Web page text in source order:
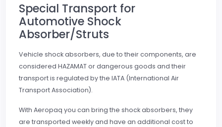
Special Transport for
Automotive Shock
Absorber/Struts
Vehicle shock absorbers, due to their components, are
considered HAZAMAT or dangerous goods and their
transport is regulated by the IATA (International Air
Transport Association).
With Aeropaq you can bring the shock absorbers, they
are transported weekly and have an additional cost to